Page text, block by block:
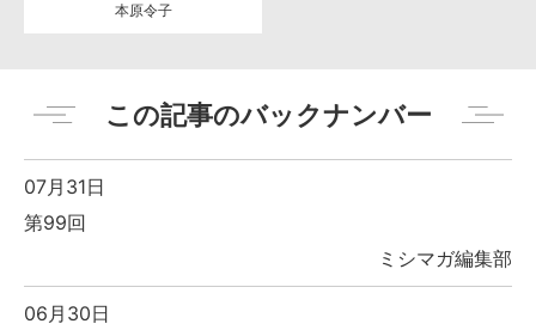
本原令子
この記事のバックナンバー
07月31日
第99回
ミシマガ編集部
06月30日